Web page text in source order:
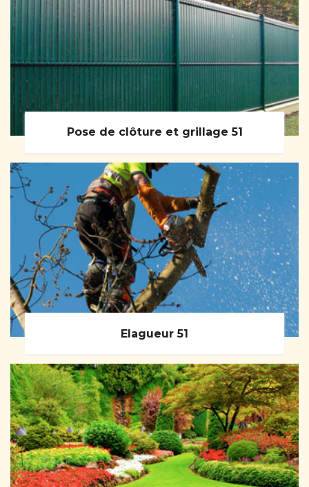
Pose de clôture et grillage 51
Elagueur 51